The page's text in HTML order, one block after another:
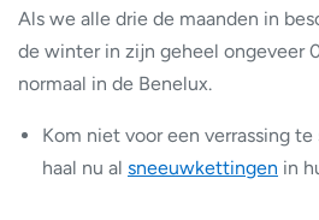
Als we alle drie de maanden in
de winter in zijn geheel ongeveer
normaal in de Benelux.
Kom niet voor een verrassing
haal nu al sneeuwkettingen in